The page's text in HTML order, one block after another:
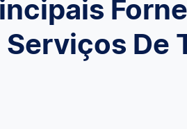
Serviços De